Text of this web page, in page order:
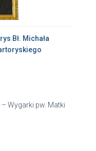
Bł. Michała
Wygarki pw. Matki